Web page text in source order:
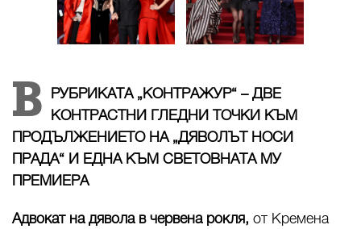
В РУБРИКАТА „КОНТРАЖУР“ – ДВЕ
КОНТРАСТНИ ГЛЕДНИ ТОЧКИ КЪМ
ПРОДЪЛЖЕНИЕТО НА „ДЯВОЛЪТ НОСИ
ПРАДА“ И ЕДНА КЪМ СВЕТОВНАТА МУ
ПРЕМИЕРА
Адвокат на дявола в червена рокля, от Кремена